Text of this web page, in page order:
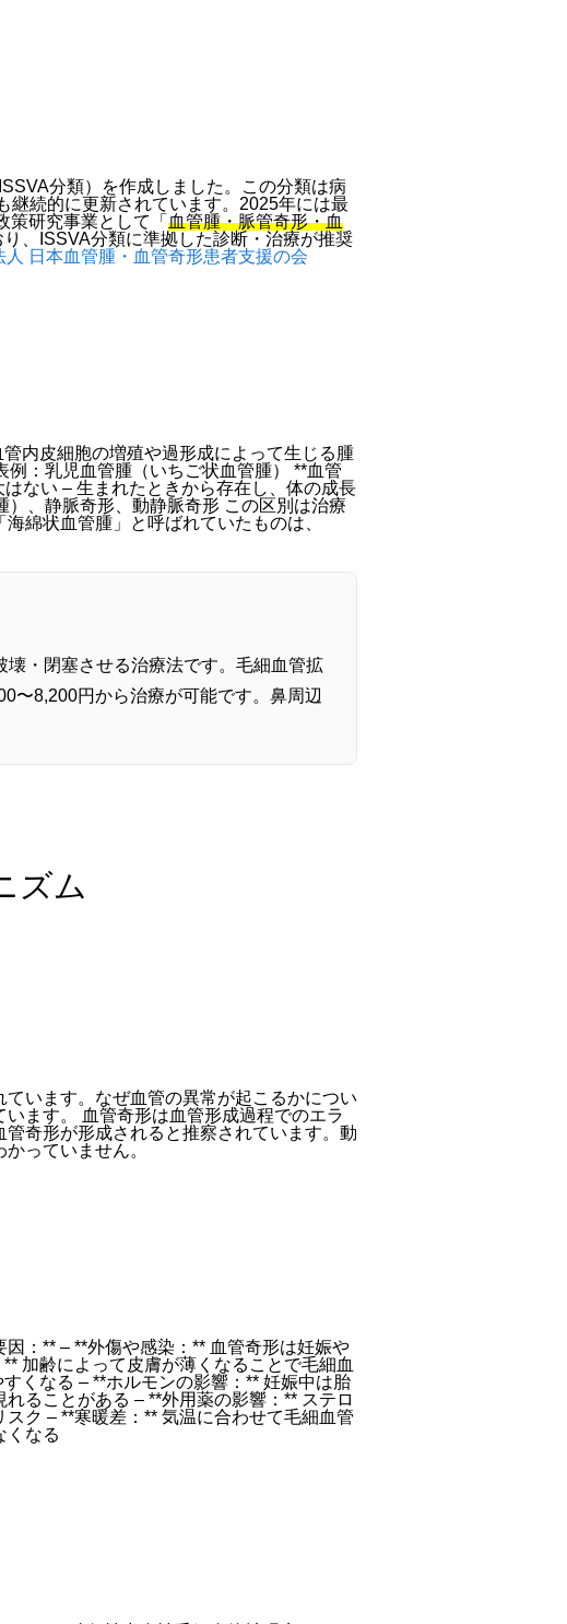
分類）を作成しました。この分類は病
継続的に更新されています。2025年には最
研究事業として「 血管腫・脈管奇形・血
、ISSVA分類に準拠した診断・治療が推奨
人 日本血管腫・血管奇形患者支援の会
内皮細胞の増殖や過形成によって生じる腫
：乳児血管腫（いちご状血管腫） **血管
ない – 生まれたときから存在し、体の成長
、静脈奇形、動静脈奇形 この区別は治療
綿状血管腫」と呼ばれていたものは、
・閉塞させる治療法です。毛細血管拡
〜8,200円から治療が可能です。鼻周辺
ズム
ています。なぜ血管の異常が起こるかについ
ます。 血管奇形は血管形成過程でのエラ
奇形が形成されると推察されています。動
っていません。
：** – **外傷や感染：** 血管奇形は妊娠や
加齢によって皮膚が薄くなることで毛細血
くなる – **ホルモンの影響：** 妊娠中は胎
ることがある – **外用薬の影響：** ステロ
ク – **寒暖差：** 気温に合わせて毛細血管
くなる